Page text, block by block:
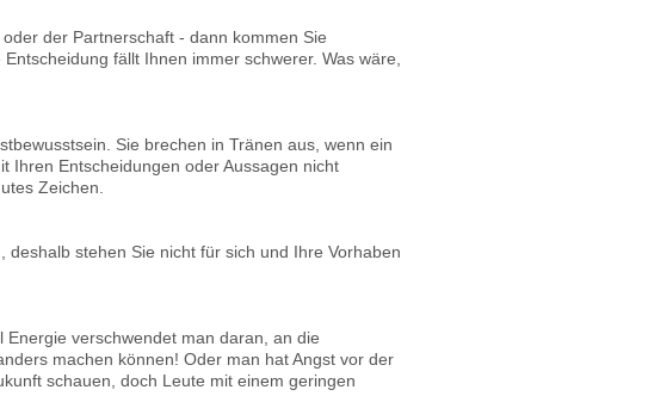
der Partnerschaft - dann kommen Sie
fällt Ihnen immer schwerer. Was wäre,
Sie brechen in Tränen aus, wenn ein
Ihren Entscheidungen oder Aussagen nicht
Zeichen.
, deshalb stehen Sie nicht für sich und Ihre Vorhaben
verschwendet man daran, an die
machen können! Oder man hat Angst vor der
schauen, doch Leute mit einem geringen